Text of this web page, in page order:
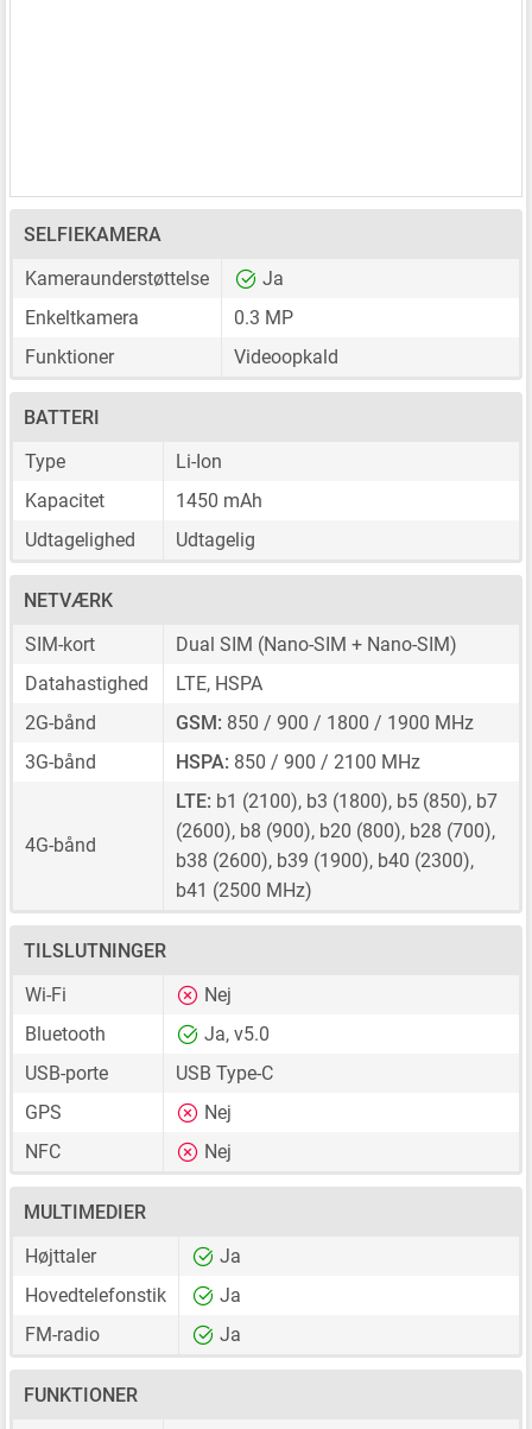
SELFIEKAMERA
Kameraunderstøttelse
Ja
Enkeltkamera
0.3 MP
Funktioner
Videoopkald
BATTERI
Type
Li-Ion
Kapacitet
1450 mAh
Udtagelighed
Udtagelig
NETVÆRK
SIM-kort
Dual SIM (Nano-SIM + Nano-SIM)
Datahastighed
LTE, HSPA
2G-bånd
GSM: 850 / 900 / 1800 / 1900 MHz
3G-bånd
HSPA: 850 / 900 / 2100 MHz
4G-bånd
LTE: b1 (2100), b3 (1800), b5 (850), b7
(2600), b8 (900), b20 (800), b28 (700),
b38 (2600), b39 (1900), b40 (2300),
b41 (2500 MHz)
TILSLUTNINGER
Wi-Fi
Nej
Bluetooth
Ja, v5.0
USB-porte
USB Type-C
GPS
Nej
NFC
Nej
MULTIMEDIER
Højttaler
Ja
Hovedtelefonstik
Ja
FM-radio
Ja
FUNKTIONER